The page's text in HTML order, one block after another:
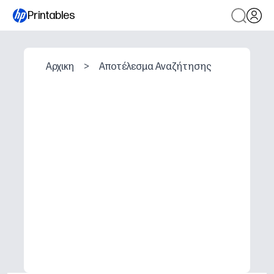
Printables
Αρχικη > Αποτέλεσμα Αναζήτησης